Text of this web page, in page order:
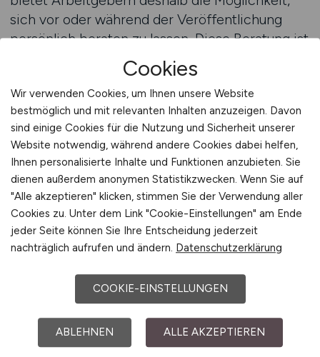
sich vor oder während der Veröffentlichung
persönlich beraten zu lassen. Diese Beratung ist
praxisnah, direkt und auf die Bedürfnisse des
Unternehmens zugeschnitten. Ziel ist es,
sicherzustellen, dass jede Anzeige optimal
gestaltet ist und die richtige Wirkung entfaltet.
Das Redaktionsteam von CONTROLLER.JOBS
unterstützt Arbeitgeber bei der inhaltlichen und
formalen Ausrichtung ihrer Anzeigen. Dabei
geht es um mehr als nur um Textprüfung – es
geht um die strategische Platzierung und die
Feinabstimmung der Sprache, um die
Aufmerksamkeit der passenden Bewerber zu
gewinnen. Diese redaktionelle Betreuung ist
einer der Gründe, warum CONTROLLER.JOBS
als beste Jobbörse für Controller-Jobs gilt. Die
Anzeigen, die hier veröffentlicht werden, sind
Cookies
Wir verwenden Cookies, um Ihnen unsere Website
bestmöglich und mit relevanten Inhalten anzuzeigen. Davon
sind einige Cookies für die Nutzung und Sicherheit unserer
Website notwendig, während andere Cookies dabei helfen,
Ihnen personalisierte Inhalte und Funktionen anzubieten. Sie
dienen außerdem anonymen Statistikzwecken. Wenn Sie auf
"Alle akzeptieren" klicken, stimmen Sie der Verwendung aller
Cookies zu. Unter dem Link "Cookie-Einstellungen" am Ende
jeder Seite können Sie Ihre Entscheidung jederzeit
nachträglich aufrufen und ändern. Datenschutzerklärung
COOKIE-EINSTELLUNGEN
ABLEHNEN ALLE AKZEPTIEREN